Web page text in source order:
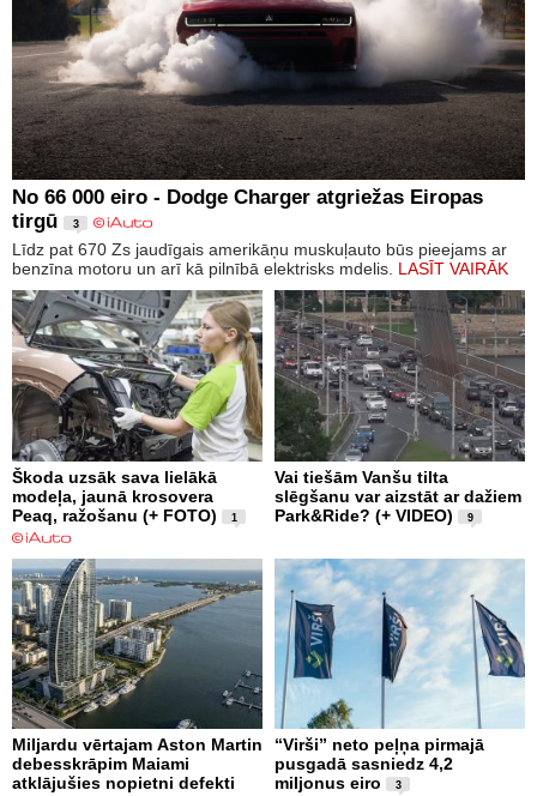
No 66 000 eiro - Dodge Charger atgriežas Eiropas
tirgū
3
Līdz pat 670 Zs jaudīgais amerikāņu muskuļauto būs pieejams ar
benzīna motoru un arī kā pilnībā elektrisks mdelis. LASĪT VAIRĀK
Škoda uzsāk sava lielākā
modeļa, jaunā krosovera
Peaq, ražošanu (+ FOTO)
1
Vai tiešām Vanšu tilta
slēgšanu var aizstāt ar dažiem
Park&Ride? (+ VIDEO)
9
Miljardu vērtajam Aston Martin
debesskrāpim Maiami
atklājušies nopietni defekti
“Virši” neto peļņa pirmajā
pusgadā sasniedz 4,2
miljonus eiro
3